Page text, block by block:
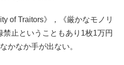
of Traitors》，《厳かなモノリ
禁止ということもあり1枚1万円
かなか手が出ない。